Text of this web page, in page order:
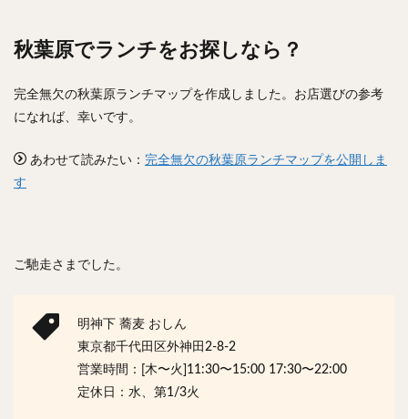
秋葉原でランチをお探しなら？
完全無欠の秋葉原ランチマップを作成しました。お店選びの参考
になれば、幸いです。
あわせて読みたい： 完全無欠の秋葉原ランチマップを公開しま
す
ご馳走さまでした。
明神下 蕎麦 おしん
東京都千代田区外神田2-8-2
営業時間：[木〜火]11:30〜15:00 17:30〜22:00
定休日：水、第1/3火